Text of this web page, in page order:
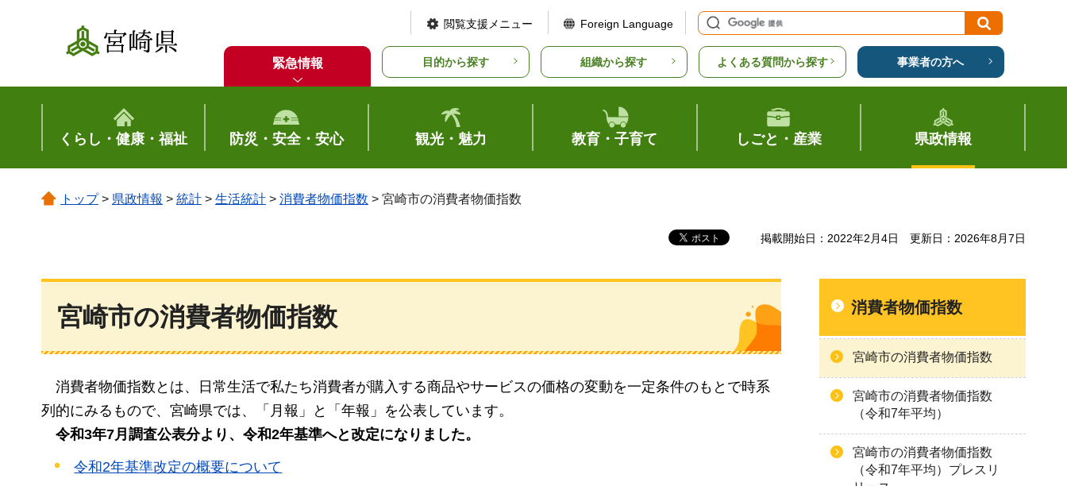
宮崎県
閲覧支援メニュー Foreign Language
緊急情報 目的から探す 組織から探す よくある質問から探す 事業者の方へ
くらし・健康・福祉 防災・安全・安心 観光・魅力 教育・子育て しごと・産業 県政情報
トップ> 県政情報 > 統計 > 生活統計 > 消費者物価指数 > 宮崎市の消費者物価指数
掲載開始日：2022年2月4日 更新日：2026年8月7日
宮崎市の消費者物価指数
消費者物価指数とは、
日常生活で私たち消費者が購入する商品やサービスの価格の変動を一定条件のもとで時系
列的にみるもので、宮崎県では、「月報」と「年報」を公表しています。
令和3年7月調査公表分より、令和2年基準へと改定になりました。
令和2年基準改定の概要について
消費者物価指数
宮崎市の消費者物価指数
宮崎市の消費者物価指数
（令和7年平均）
宮崎市の消費者物価指数
（令和7年平均）プレスリ